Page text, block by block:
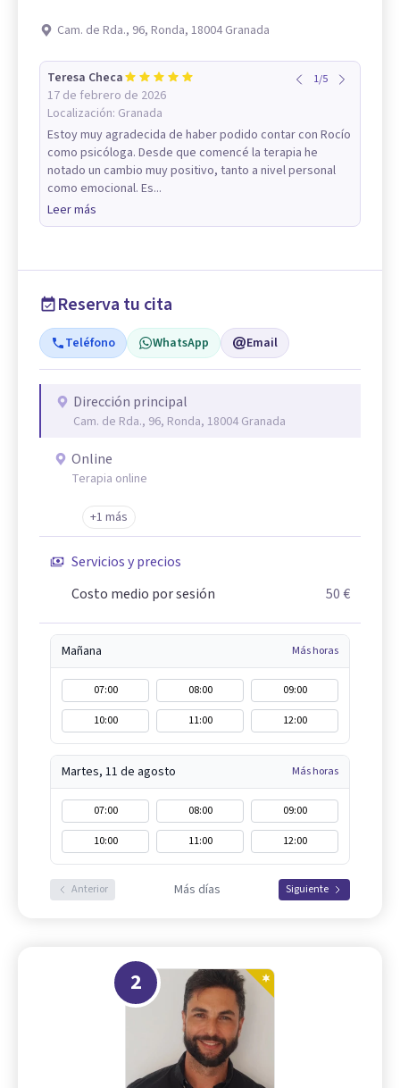
Cam. de Rda., 96, Ronda, 18004 Granada
Teresa Checa
17 de febrero de 2026
Localización: Granada
1/5
Estoy muy agradecida de haber podido contar con Rocío
como psicóloga. Desde que comencé la terapia he
notado un cambio muy positivo, tanto a nivel personal
como emocional. Es...
Leer más
Reserva tu cita
Teléfono WhatsApp Email
Dirección principal
Cam. de Rda., 96, Ronda, 18004 Granada
Online
Terapia online
+1 más
Servicios y precios
Costo medio por sesión
50 €
Mañana Más horas
07:00 08:00
09:00
10:00
11:00 12:00
Martes, 11 de agosto Más horas
07:00 08:00
09:00
10:00
11:00 12:00
Anterior Más días Siguiente
2